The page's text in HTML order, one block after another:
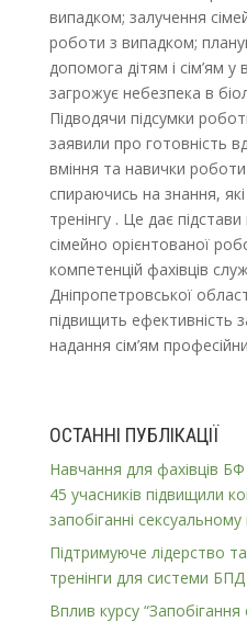
випадком; залучення
роботи з випадком;
допомога дітям і сім’ям у
загрожує небезпека в
Підводячи підсумки
заявили про готовність
вміння та навички роботи
спираючись на знання,
тренінгу . Це дає
сімейно орієнтованої
компетенцій фахівців
Дніпропетровської
підвищить ефективність
надання сім’ям
ОСТАННІ ПУБЛІКАЦІЇ
Навчання для фахівців
45 учасників підвищили
запобіганні
Підтримуюче лідерство
тренінги для системи БПД
Вплив курсу